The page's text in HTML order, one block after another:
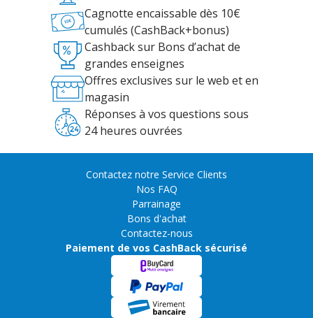
Cagnotte encaissable dès 10€
cumulés (CashBack+bonus)
Cashback sur Bons d’achat de
grandes enseignes
Offres exclusives sur le web et en
magasin
Réponses à vos questions sous
24 heures ouvrées
Contactez notre Service Clients
Nos FAQ
Parrainage
Bons d'achat
Contactez-nous
Paiement de vos CashBack sécurisé